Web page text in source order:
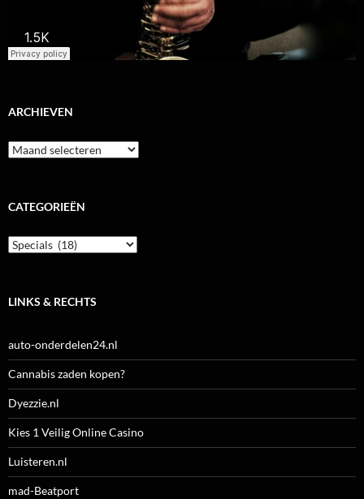
ARCHIEVEN
Archieven
CATEGORIEËN
Categorieën
LINKS & RECHTS
auto-onderdelen24.nl
Cannabis zaden kopen?
Dyezzie.nl
Kies 1 Veilig Online Casino
Luisteren.nl
mad-Beatport